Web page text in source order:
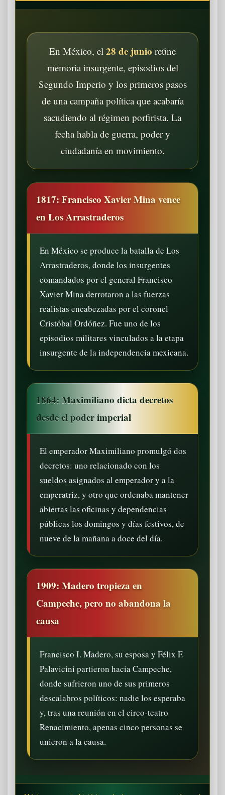
En México, el 28 de junio reúne
memoria insurgente, episodios del
Segundo Imperio y los primeros pasos
de una campaña política que acabaría
sacudiendo al régimen porfirista. La
fecha habla de guerra, poder y
ciudadanía en movimiento.
1817: Francisco Xavier Mina vence
en Los Arrastraderos
En México se produce la batalla de Los
Arrastraderos, donde los insurgentes
comandados por el general Francisco
Xavier Mina derrotaron a las fuerzas
realistas encabezadas por el coronel
Cristóbal Ordóñez. Fue uno de los
episodios militares vinculados a la etapa
insurgente de la independencia mexicana.
1864: Maximiliano dicta decretos
desde el poder imperial
El emperador Maximiliano promulgó dos
decretos: uno relacionado con los
sueldos asignados al emperador y a la
emperatriz, y otro que ordenaba mantener
abiertas las oficinas y dependencias
públicas los domingos y días festivos, de
nueve de la mañana a doce del día.
1909: Madero tropieza en
Campeche, pero no abandona la
causa
Francisco I. Madero, su esposa y Félix F.
Palavicini partieron hacia Campeche,
donde sufrieron uno de sus primeros
descalabros políticos: nadie los esperaba
y, tras una reunión en el circo-teatro
Renacimiento, apenas cinco personas se
unieron a la causa.